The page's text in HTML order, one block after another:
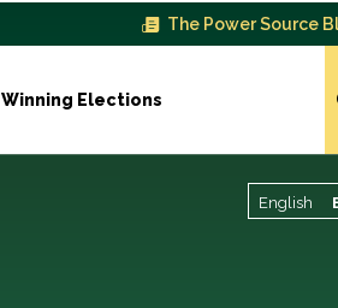
The Power Source
Winning Elections
English